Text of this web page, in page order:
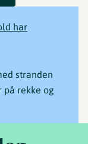
har
stranden
på rekke og